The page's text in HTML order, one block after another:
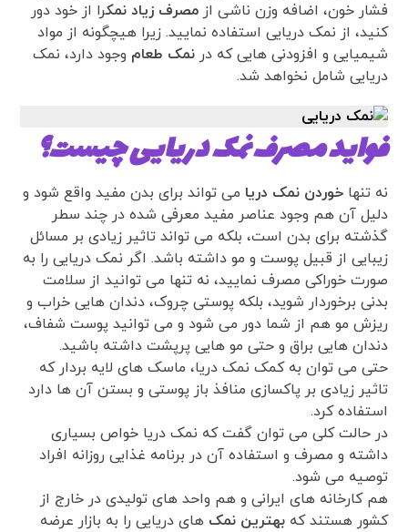
فشار خون، اضافه وزن ناشی ازمصرف زیاد نمکرا از خود دور
کنید، از نمک دریایی استفاده نمایید. زیرا هیچگونه از مواد
شیمیایی و افزودنی هایی که درنمک طعام وجود دارد، نمک
دریایی شامل نخواهد شد.
فواید مصرف نمک دریایی چیست؟
نه تنهاخوردن نمک دریا می تواند برای بدن مفید واقع شود و
دلیل آن هم وجود عناصر مفید معرفی شده در چند سطر
گذشته برای بدن است، بلکه می تواند تاثیر زیادی بر مسائل
زیبایی از قبیل پوست و مو داشته باشد. اگر نمک دریایی را به
صورت خوراکی مصرف نمایید، نه تنها می توانید از سلامت
بدنی برخوردار شوید، بلکه پوستی چروک، دندان هایی خراب و
ریزش مو هم از شما دور می شود و می توانید پوست شفاف،
دندان هایی براق و حتی مو هایی پرپشت داشته باشید.
حتی می توان به کمک نمک دریا، ماسک های لایه بردار که
تاثیر زیادی بر پاکسازی منافذ باز پوستی و بستن آن ها دارد
استفاده کرد.
در حالت کلی می توان گفت که نمک دریا خواص بسیاری
داشته و مصرف و استفاده آن در برنامه غذایی روزانه افراد
توصیه می شود.
هم کارخانه های ایرانی و هم واحد های تولیدی در خارج از
کشور هستند کهبهترین نمک های دریایی را به بازار عرضه